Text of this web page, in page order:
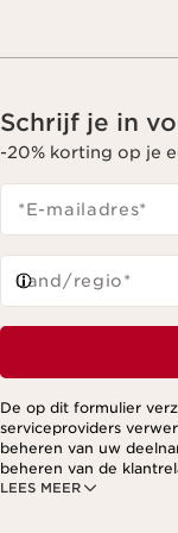
Schrijf je in
-20% korting op je
*E-mailadres*
Land/regio*
LEES MEER
De op dit formulier
serviceproviders
beheren van uw
beheren van de
aanbiedingen te